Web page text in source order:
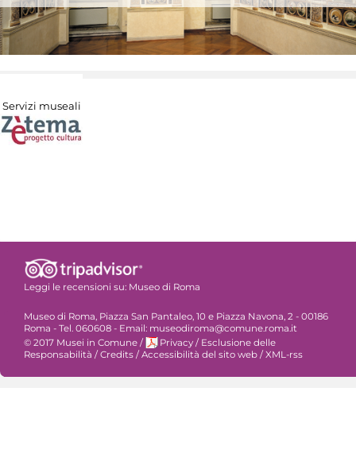
Servizi museali
Leggi le recensioni su: Museo di Roma
Museo di Roma, Piazza San Pantaleo, 10 e Piazza Navona, 2 - 00186
Roma - Tel. 060608 - Email: museodiroma@comune.roma.it
© 2017 Musei in Comune / Privacy / Esclusione delle
Responsabilità /Credits /Accessibilità del sito web /XML-rss